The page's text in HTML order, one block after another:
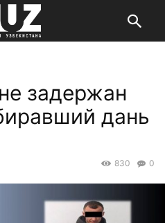
задержан
дань
0
830